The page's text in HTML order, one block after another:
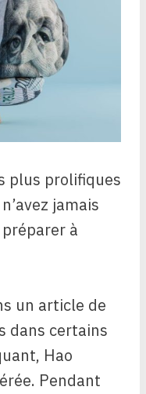
plus prolifiques
jamais
à
un article de
dans certains
Hao
Pendant